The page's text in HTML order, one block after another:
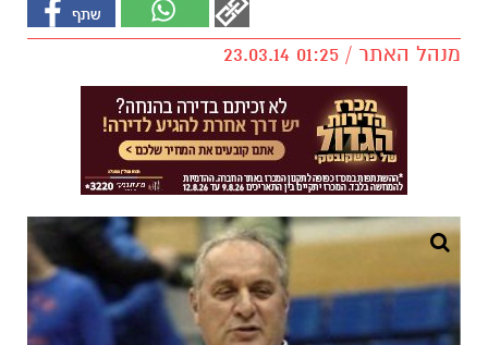
מנהל האתר / 01:25 23.03.14